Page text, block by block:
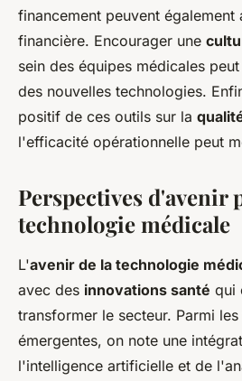
financement peuvent également
financière. Encourager une
sein des équipes médicales
des nouvelles technologies.
positif de ces outils sur la
l'efficacité opérationnelle peut
Perspectives d'avenir
technologie médicale
L'avenir de la technologie
avec des innovations santé qui
transformer le secteur. Parmi
émergentes, on note une
l'intelligence artificielle et de